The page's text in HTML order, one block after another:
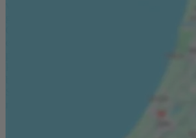
per dag, 7 dagen per week toegankelijk